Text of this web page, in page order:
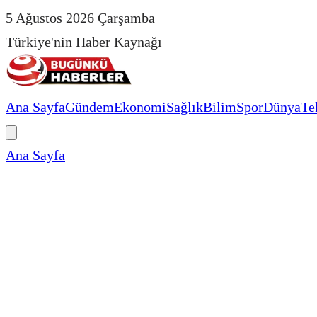
5 Ağustos 2026 Çarşamba
Türkiye'nin Haber Kaynağı
Ana SayfaGündemEkonomiSağlıkBilimSporDünya
Ana Sayfa